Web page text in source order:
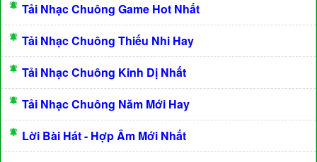
Tải Nhạc Chuông Game Hot Nhất
Tải Nhạc Chuông Thiếu Nhi Hay
Tải Nhạc Chuông Kinh Dị Nhất
Tải Nhạc Chuông Năm Mới Hay
Lời Bài Hát - Hợp Âm Mới Nhất